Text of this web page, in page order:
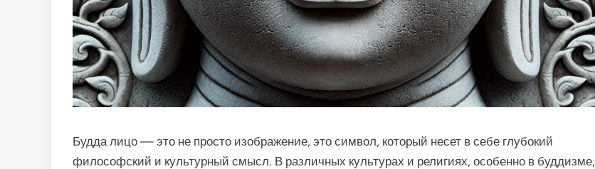
Будда лицо — это не просто изображение, это символ, который несет в себе глубокий
философский и культурный смысл. В различных культурах и религиях, особенно в буддизме,